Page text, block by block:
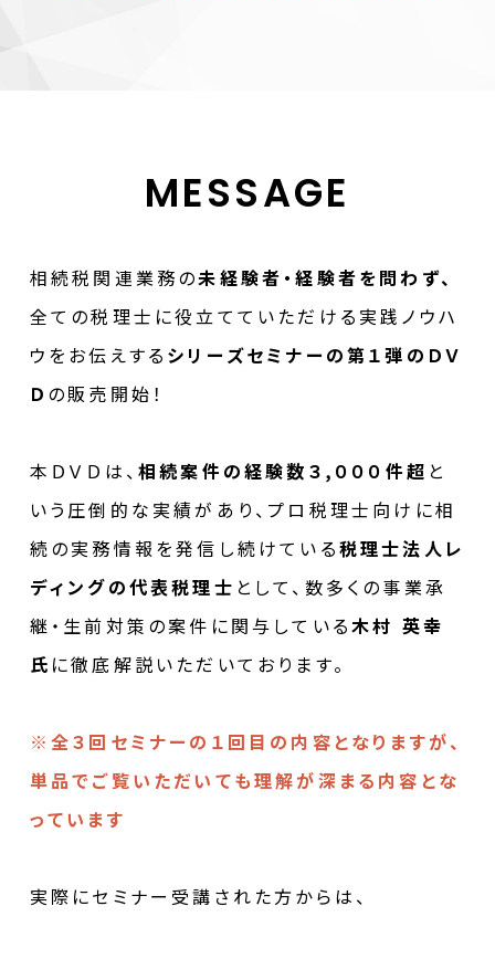
MESSAGE
相続税関連業務の未経験者・経験者を問わず、
全ての税理士に役立てていただける実践ノウハ
ウをお伝えする シリーズセミナーの第１弾のＤＶ
Ｄ の販売開始！
本ＤＶＤは、相続案件の経験数３,０００件超 と
いう圧倒的な実績があり、プロ税理士向けに相
続の実務情報を発信し続けている税理士法人レ
ディングの代表税理士 として、数多くの事業承
継・生前対策の案件に関与している木村 英幸
氏 に徹底解説いただいております。
※全３回セミナーの１回目の内容となりますが、
単品でご覧いただいても理解が深まる内容とな
っています
実際にセミナー受講された方からは、